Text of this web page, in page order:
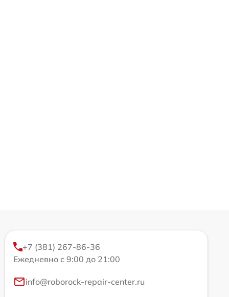
+7 (381) 267-86-36
Ежедневно с 9:00 до 21:00
info@roborock-repair-center.ru